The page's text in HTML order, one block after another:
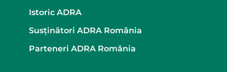
Istoric ADRA
Susținători ADRA România
Parteneri ADRA România